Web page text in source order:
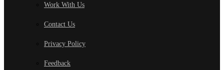
Work With Us
Contact Us
Privacy Policy
Feedback